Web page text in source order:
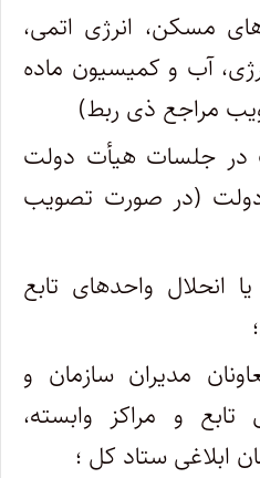
مسکن، انرژی اتمی،
آب و کمیسیون ماده
جلسات هیأت دولت
(در صورت تصویب
انحلال واحدهای تابع
مدیران سازمان و
تابع و مراکز وابسته،
ابلاغی ستاد کل ؛